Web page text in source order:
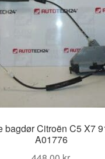
bagdør Citroën C5 X7
A01776